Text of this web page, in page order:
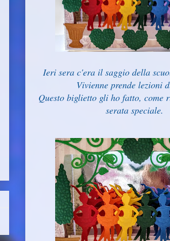
Ieri sera c'era il saggio della
Vivienne prende lezioni
Questo biglietto gli ho fatto, come
serata speciale.